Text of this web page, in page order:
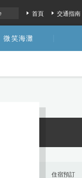
首頁 交通指南
微笑海灘
住宿預訂